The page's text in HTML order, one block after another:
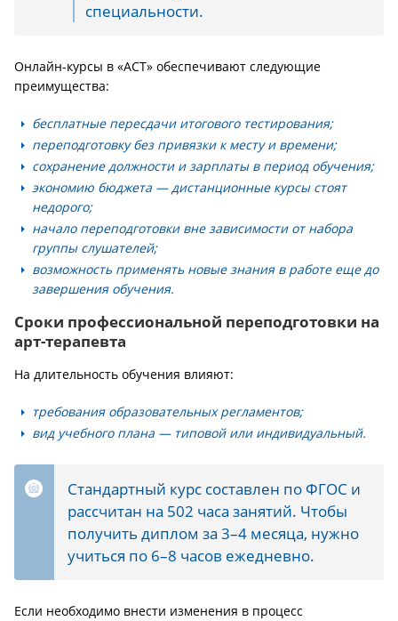
специальности.
Онлайн-курсы в «АСТ» обеспечивают следующие
преимущества:
бесплатные пересдачи итогового тестирования;
переподготовку без привязки к месту и времени;
сохранение должности и зарплаты в период обучения;
экономию бюджета — дистанционные курсы стоят
недорого;
начало переподготовки вне зависимости от набора
группы слушателей;
возможность применять новые знания в работе еще до
завершения обучения.
Сроки профессиональной переподготовки на
арт-терапевта
На длительность обучения влияют:
требования образовательных регламентов;
вид учебного плана — типовой или индивидуальный.
Стандартный курс составлен по ФГОС и
рассчитан на 502 часа занятий. Чтобы
получить диплом за 3–4 месяца, нужно
учиться по 6–8 часов ежедневно.
Если необходимо внести изменения в процесс